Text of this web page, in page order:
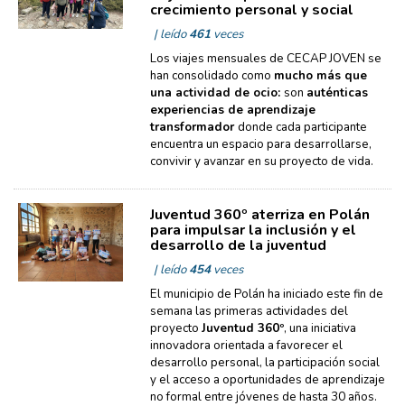
crecimiento personal y social
| leído461veces
Los viajes mensuales de CECAP JOVEN se
han consolidado como mucho más que
una actividad de ocio: son auténticas
experiencias de aprendizaje
transformadordonde cada participante
encuentra un espacio para desarrollarse,
convivir y avanzar en su proyecto de vida.
Juventud 360º aterriza en Polán
para impulsar la inclusión y el
desarrollo de la juventud
| leído454veces
El municipio de Polán ha iniciado este fin de
semana las primeras actividades del
proyecto Juventud 360º, una iniciativa
innovadora orientada a favorecer el
desarrollo personal, la participación social
y el acceso a oportunidades de aprendizaje
no formal entre jóvenes de hasta 30 años.